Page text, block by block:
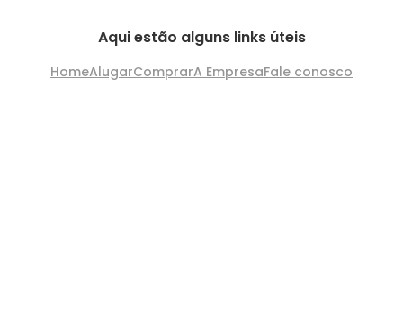
Aqui estão alguns links úteis
HomeAlugarComprarA EmpresaFale conosco